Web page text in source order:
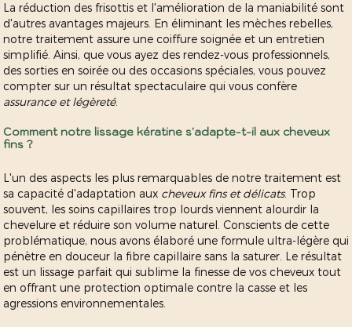
La réduction des frisottis et l'amélioration de la maniabilité sont
d'autres avantages majeurs. En éliminant les mèches rebelles,
notre traitement assure une coiffure soignée et un entretien
simplifié. Ainsi, que vous ayez des rendez-vous professionnels,
des sorties en soirée ou des occasions spéciales, vous pouvez
compter sur un résultat spectaculaire qui vous confère
assurance et légèreté.
Comment notre lissage kératine s'adapte-t-il aux cheveux
fins ?
L'un des aspects les plus remarquables de notre traitement est
sa capacité d'adaptation aux cheveux fins et délicats. Trop
souvent, les soins capillaires trop lourds viennent alourdir la
chevelure et réduire son volume naturel. Conscients de cette
problématique, nous avons élaboré une formule ultra-légère qui
pénètre en douceur la fibre capillaire sans la saturer. Le résultat
est un lissage parfait qui sublime la finesse de vos cheveux tout
en offrant une protection optimale contre la casse et les
agressions environnementales.